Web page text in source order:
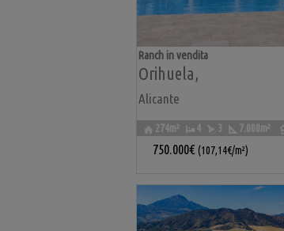
Orihuela,
Alicante
Ranch in vendita
274m² 4 3 7.000m²
750.000€ (107,14€/m²)